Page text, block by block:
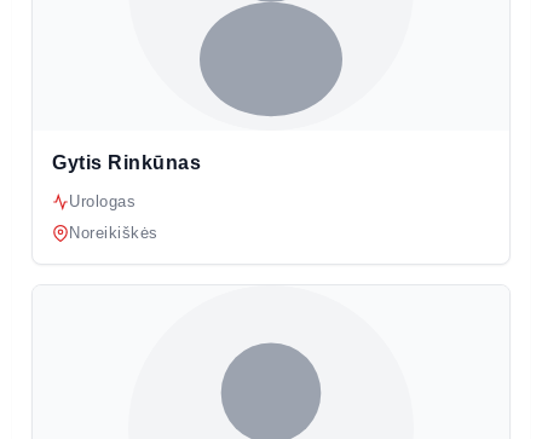
Gytis Rinkūnas
Urologas
Noreikiškės